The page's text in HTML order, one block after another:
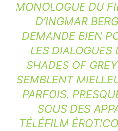
MONOLOGUE DU
D’INGMAR
DEMANDE BIEN
LES DIALOGUES
SHADES OF
SEMBLENT
PARFOIS,
SOUS DES
TÉLÉFILM